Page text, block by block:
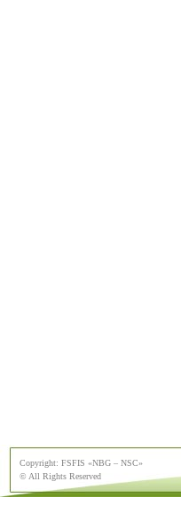
Copyright: FSFIS «NBG – NSC»
© All Rights Reserved